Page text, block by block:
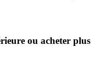
ou acheter plus